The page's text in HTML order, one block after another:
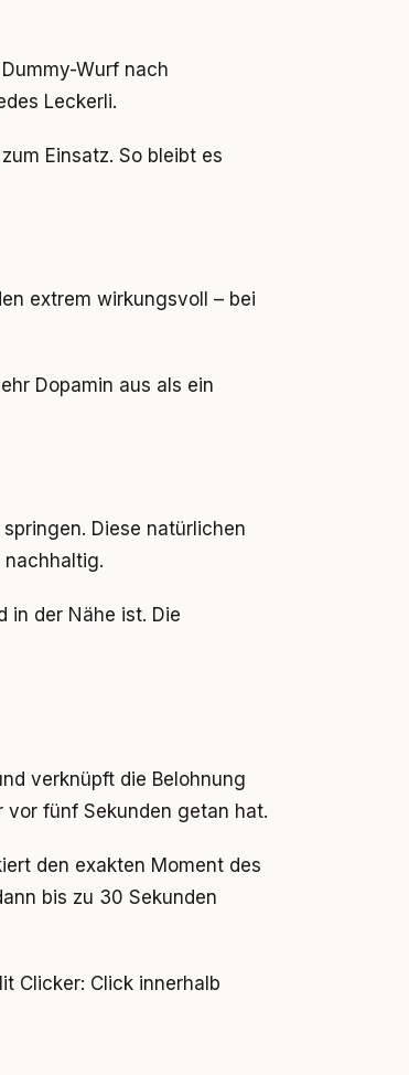
Wurf nach
Leckerli.
Einsatz. So bleibt es
extrem wirkungsvoll – bei
Dopamin aus als ein
Diese natürlichen
nachhaltig.
in der Nähe ist. Die
verknüpft die Belohnung
fünf Sekunden getan hat.
den exakten Moment des
bis zu 30 Sekunden
Clicker: Click innerhalb